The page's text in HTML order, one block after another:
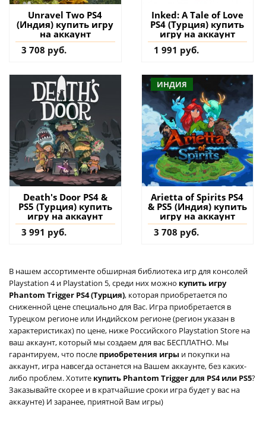
Unravel Two PS4
(Индия) купить игру
на аккаунт
3 708 руб.
Inked: A Tale of Love
PS4 (Турция) купить
игру на аккаунт
1 991 руб.
Death's Door PS4 &
PS5 (Турция) купить
игру на аккаунт
3 991 руб.
ИНДИЯ
Arietta of Spirits PS4
& PS5 (Индия) купить
игру на аккаунт
3 708 руб.
В нашем ассортименте обширная библиотека игр для консолей
Playstation 4 и Playstation 5, среди них можно купить игру
Phantom Trigger PS4 (Турция), которая приобретается по
сниженной цене специально для Вас. Игра приобретается в
Турецком регионе или Индийском регионе (регион указан в
характеристиках) по цене, ниже Российского Playstation Store на
ваш аккаунт, который мы создаем для вас БЕСПЛАТНО. Мы
гарантируем, что после приобретения игры и покупки на
аккаунт, игра навсегда останется на Вашем аккаунте, без каких-
либо проблем. Хотите купить Phantom Trigger для PS4 или PS5?
Заказывайте скорее и в кратчайшие сроки игра будет у вас на
аккаунте) И заранее, приятной Вам игры)